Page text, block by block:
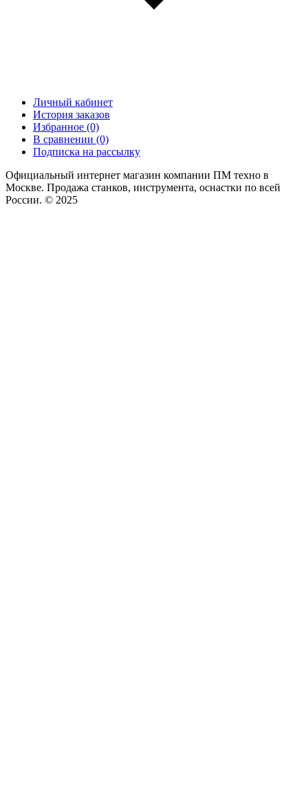
Личный кабинет
История заказов
Избранное (0)
В сравнении (0)
Подписка на рассылку
Официальный интернет магазин компании ПМ техно в
Москве. Продажа станков, инструмента, оснастки по всей
России. © 2025